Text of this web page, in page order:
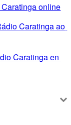
online
Caratinga ao
Caratinga en